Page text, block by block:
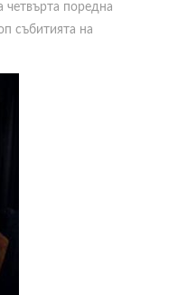
четвърта поредна
събитията на